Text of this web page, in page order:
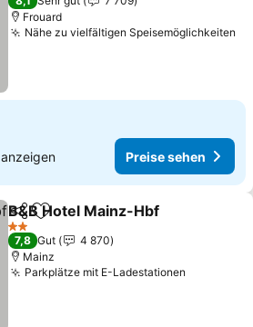
Frouard
Nähe zu vielfältigen Speisemöglichkeiten
anzeigen Preise sehen
TeilenZu Favoriten hinzufügen
B&B Hotel Mainz-Hbf
2 Sterne
7,8 Gut
4 870
Mainz
Parkplätze mit E-Ladestationen